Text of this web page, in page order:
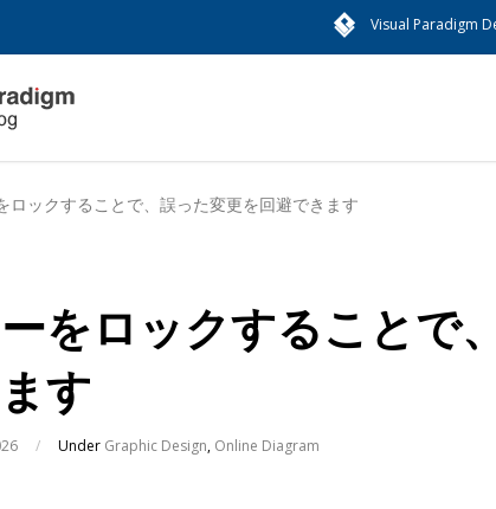
Visual Paradigm
ロックすることで、誤った変更を回避できます
をロックすることで
す
/ Under Graphic Design, Online Diagram